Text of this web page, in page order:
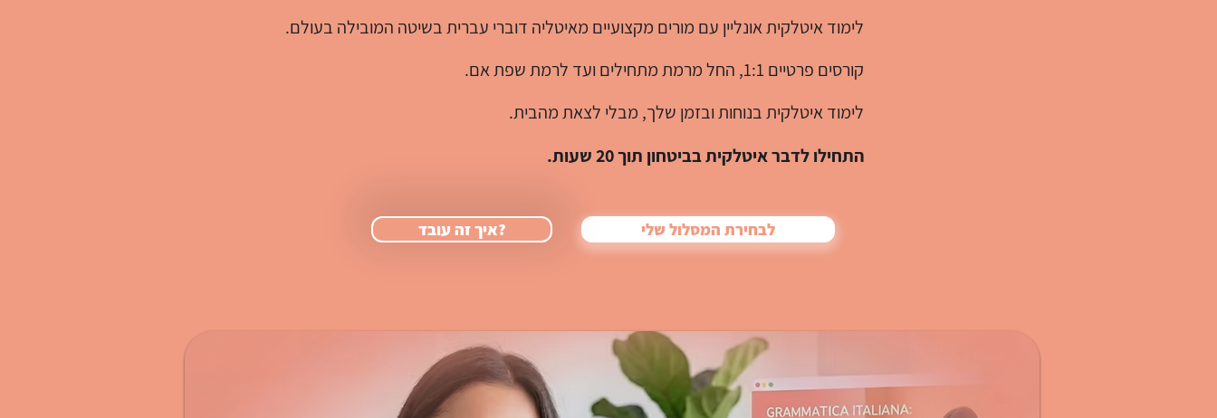
לימוד איטלקית אונליין עם מורים מקצועיים מאיטליה דוברי עברית בשיטה המובילה בעולם.
קורסים פרטיים 1:1, החל מרמת מתחילים ועד לרמת שפת אם.
לימוד איטלקית בנוחות ובזמן שלך, מבלי לצאת מהבית.
התחילו לדבר איטלקית בביטחון תוך 20 שעות.
לבחירת המסלול שלי ?איך זה עובד